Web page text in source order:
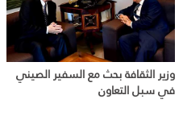
وزير الثقافة بحث مع السفير الصيني
في سبل التعاون